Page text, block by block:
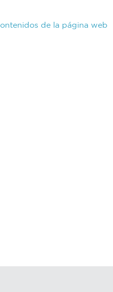
de la página web